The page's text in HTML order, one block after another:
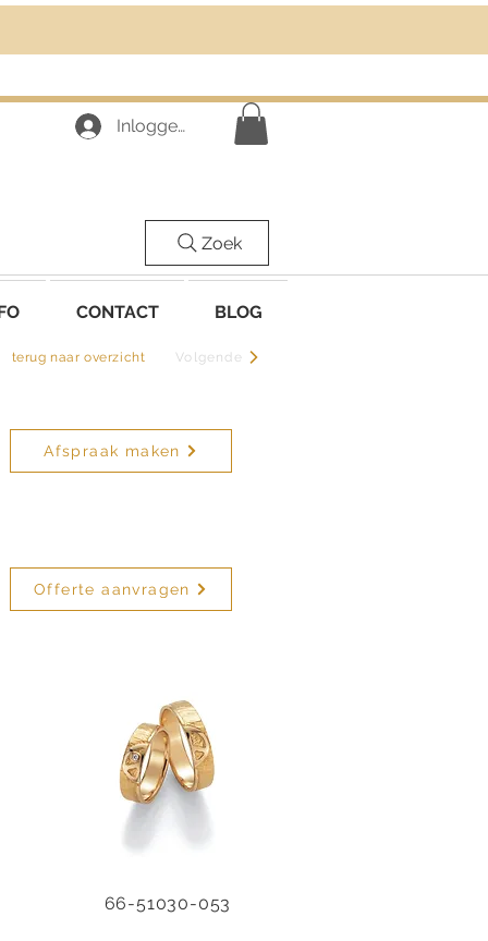
Inloggen
Zoek
CONTACT BLOG
terug naar overzicht Volgende
Afspraak maken
Offerte aanvragen
66-51030-053